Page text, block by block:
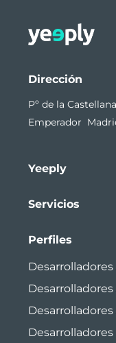
Dirección
Pº de la
Emperador
Yeeply
Servicios
Perfiles
Desarrolladores
Desarrolladores